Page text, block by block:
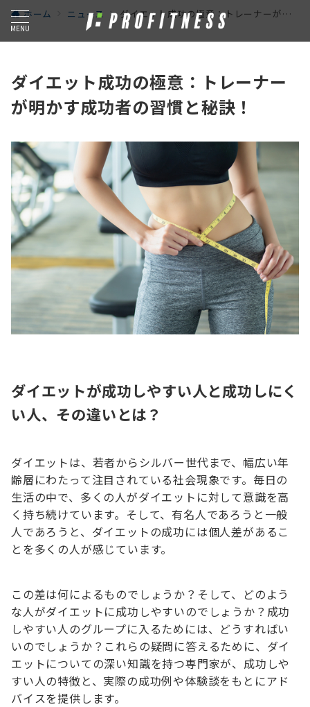
MENU
ホーム ニュース ダイエット成功の極意：トレーナーが明かす成功者の習慣と秘訣！
ダイエット成功の極意：トレーナー
が明かす成功者の習慣と秘訣！
ダイエットが成功しやすい人と成功しにく
い人、その違いとは？
ダイエットは、若者からシルバー世代まで、幅広い年
齢層にわたって注目されている社会現象です。毎日の
生活の中で、多くの人がダイエットに対して意識を高
く持ち続けています。そして、有名人であろうと一般
人であろうと、ダイエットの成功には個人差があるこ
とを多くの人が感じています。
この差は何によるものでしょうか？そして、どのよう
な人がダイエットに成功しやすいのでしょうか？成功
しやすい人のグループに入るためには、どうすればい
いのでしょうか？これらの疑問に答えるために、ダイ
エットについての深い知識を持つ専門家が、成功しや
すい人の特徴と、実際の成功例や体験談をもとにアド
バイスを提供します。